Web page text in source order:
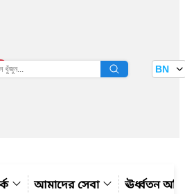
তথ্য বাতায়ন BN
আমাদের সেবা ঊর্ধ্বতন